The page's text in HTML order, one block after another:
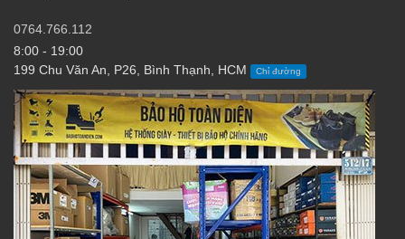
0764.766.112
8:00 - 19:00
199 Chu Văn An, P26, Bình Thạnh, HCM
Chỉ đường